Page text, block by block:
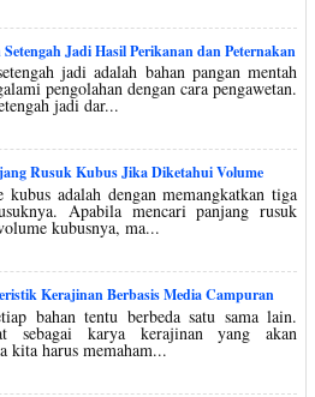
Jadi Hasil Perikanan dan Peternakan
jadi adalah bahan pangan mentah
pengolahan dengan cara pengawetan.
jadi dar...
Rusuk Kubus Jika Diketahui Volume
kubus adalah dengan memangkatkan tiga
Apabila mencari panjang rusuk
kubusnya, ma...
Kerajinan Berbasis Media Campuran
bahan tentu berbeda satu sama lain.
sebagai karya kerajinan yang akan
kita harus memaham...